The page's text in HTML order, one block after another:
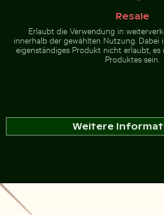
Resale
Erlaubt die Verwendung in
innerhalb der gewählten Nutzung. Dabei
eigenständiges Produkt nicht erlaubt, es
Produktes sein.
Weitere